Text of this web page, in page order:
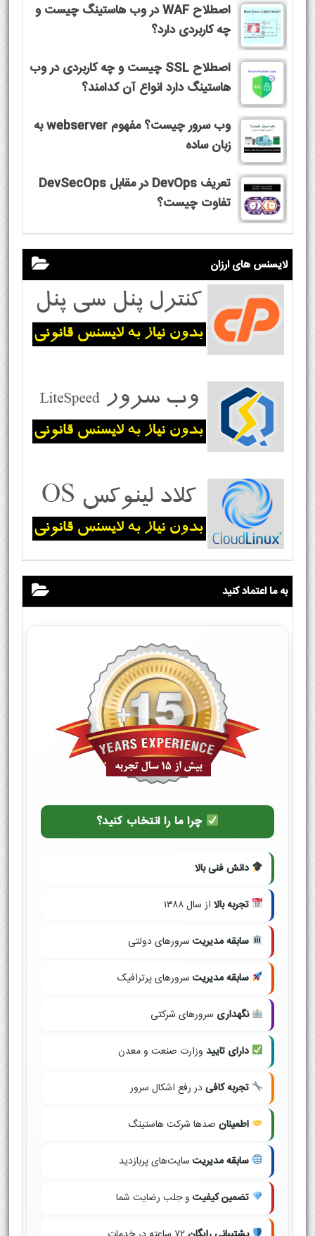
اصطلاح WAF در وب هاستینگ چیست و
چه کاربردی دارد؟
اصطلاح SSL چیست و چه کاربردی در وب
هاستینگ دارد انواع آن کدامند؟
وب سرور چیست؟ مفهوم webserver به
زبان ساده
تعریف DevOps در مقابل DevSecOps
تفاوت چیست؟
لایسنس های ارزان
به ما اعتماد کنید
چرا ما را انتخاب کنید؟
دانش فنی بالا
تجربه بالا از سال ۱۳۸۸
سابقه مدیریت سرورهای دولتی
سابقه مدیریت سرورهای پرترافیک
نگهداری سرورهای شرکتی
دارای تایید وزارت صنعت و معدن
تجربه کافیدر رفع اشکال سرور
اطمینان صدها شرکت هاستینگ
سابقه مدیریت سایت‌های پربازدید
تضمین کیفیت و جلب رضایت شما